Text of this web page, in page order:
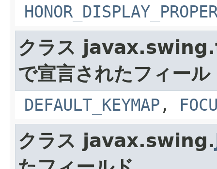
クラス
で宣言されたフィール
DEFAULT_KEYMAP,
クラス javax.swing.